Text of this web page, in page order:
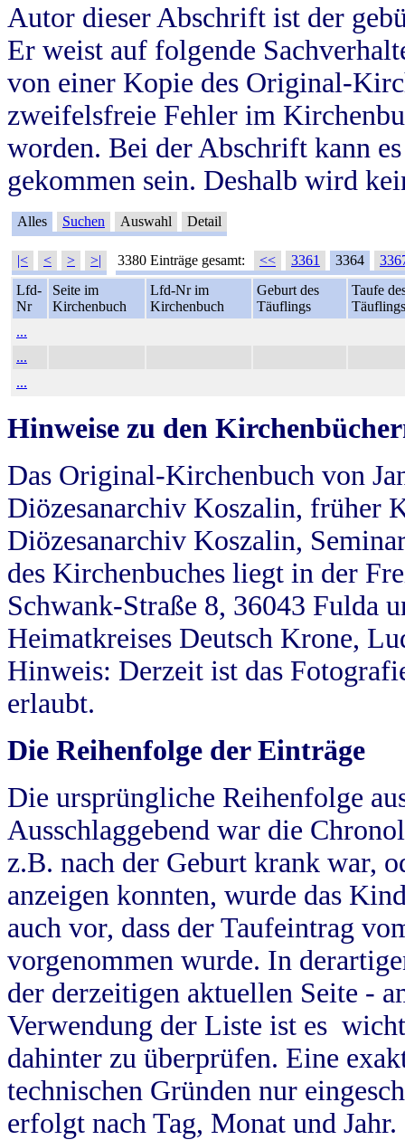
Autor dieser Abschrift ist der
Er weist auf folgende
von einer Kopie des Original-
zweifelsfreie Fehler im
worden. Bei der Abschrift kann
gekommen sein. Deshalb wird
Alles Suchen Auswahl Detail
|< < > >| 3380 Einträge gesamt: << 3361 3364
Lfd-
Nr
Seite im
Kirchenbuch
Lfd-Nr im
Kirchenbuch
Geburt des
Täuflings
Taufe
Täuflings
...
...
...
Hinweise zu den
Das Original-Kirchenbuch von
Diözesanarchiv Koszalin, früher
Diözesanarchiv Koszalin,
des Kirchenbuches liegt in der
Schwank-Straße 8, 36043 Fulda
Heimatkreises Deutsch Krone,
Hinweis: Derzeit ist das
erlaubt.
Die Reihenfolge der Einträge
Die ursprüngliche Reihenfolge
Ausschlaggebend war die
z.B. nach der Geburt krank war,
anzeigen konnten, wurde das
auch vor, dass der Taufeintrag
vorgenommen wurde. In
der derzeitigen aktuellen Seite -
Verwendung der Liste ist es
dahinter zu überprüfen. Eine
technischen Gründen nur
erfolgt nach Tag, Monat und Jahr.